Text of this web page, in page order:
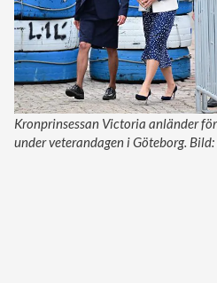
Kronprinsessan Victoria anländer
under veterandagen i Göteborg.